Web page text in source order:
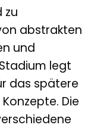
zu
abstrakten
und
legt
das spätere
Die